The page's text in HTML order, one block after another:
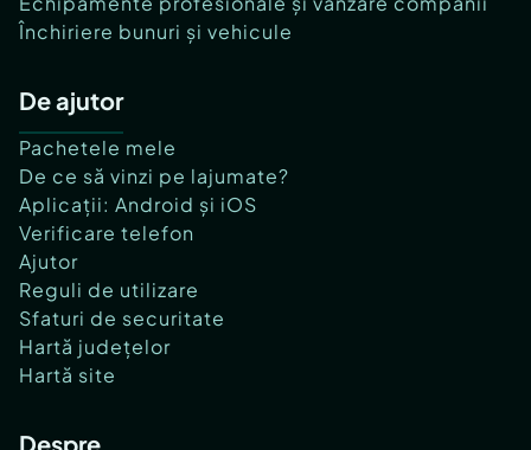
Închiriere bunuri și vehicule
De ajutor
Pachetele mele
De ce să vinzi pe lajumate?
Aplicații: Android și iOS
Verificare telefon
Ajutor
Reguli de utilizare
Sfaturi de securitate
Hartă județelor
Hartă site
Despre